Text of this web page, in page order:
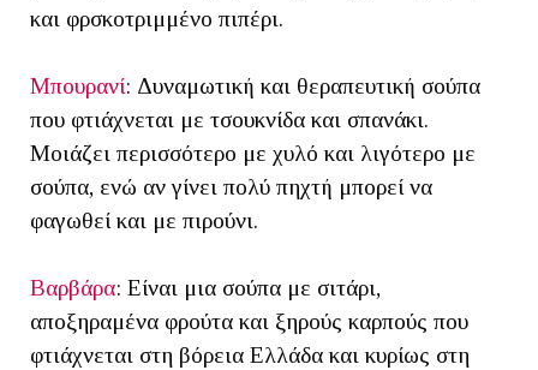
και φρσκοτριμμένο πιπέρι.
Μπουρανί: Δυναμωτική και θεραπευτική σούπα
που φτιάχνεται με τσουκνίδα και σπανάκι.
Μοιάζει περισσότερο με χυλό και λιγότερο με
σούπα, ενώ αν γίνει πολύ πηχτή μπορεί να
φαγωθεί και με πιρούνι.
Βαρβάρα: Είναι μια σούπα με σιτάρι,
αποξηραμένα φρούτα και ξηρούς καρπούς που
φτιάχνεται στη βόρεια Ελλάδα και κυρίως στη